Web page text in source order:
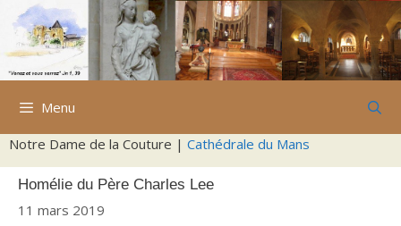
Aller
contenu
Menu
Notre Dame de la Couture | Cathédrale du Mans
Homélie du Père Charles Lee
11 mars 2019